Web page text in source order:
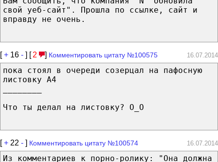
свой уеб-сайт". Прошла по ссылке, сайт и
вправду не очень.
[+ 16 - ] [ 2 ] Комментировать цитату №100575 16.07.2014
пока стоял в очереди созерцал на пафосную
листовку А4
Что ты делал на листовку? О_О
[+ 22 - ] Комментировать цитату №100574 16.07.2014
Из комментариев к порно-ролику: "Она должна